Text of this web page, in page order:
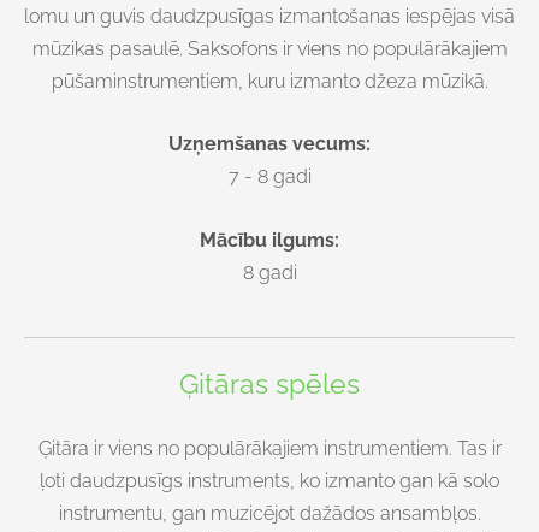
lomu un guvis daudzpusīgas izmantošanas iespējas visā
mūzikas pasaulē. Saksofons ir viens no populārākajiem
pūšaminstrumentiem, kuru izmanto džeza mūzikā.
Uzņemšanas vecums:
7 - 8 gadi
Mācību ilgums:
8 gadi
Ģitāras spēles
Ģitāra ir viens no populārākajiem instrumentiem. Tas ir
ļoti daudzpusīgs instruments, ko izmanto gan kā solo
instrumentu, gan muzicējot dažādos ansambļos.